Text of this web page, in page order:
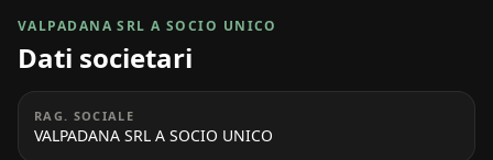
VALPADANA SRL A SOCIO UNICO
Dati societari
RAG. SOCIALE
VALPADANA SRL A SOCIO UNICO